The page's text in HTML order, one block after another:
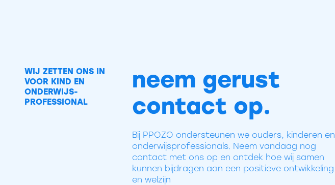
WIJ ZETTEN ONS IN
VOOR KIND EN
ONDERWIJS-
PROFESSIONAL
neem gerust
contact op.
Bij PPOZO ondersteunen we ouders, kinderen en
onderwijsprofessionals. Neem vandaag nog
contact met ons op en ontdek hoe wij samen
kunnen bijdragen aan een positieve ontwikkeling
en welzijn